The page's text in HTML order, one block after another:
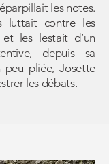
les notes.
luttait contre les
les lestait d’un
depuis sa
pliée, Josette
les débats.